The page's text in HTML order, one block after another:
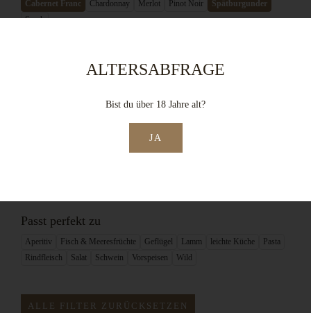
Cabernet Franc Chardonnay Merlot Pinot Noir
Spätburgunder
Syrah
Passt perfekt zu
Aperitiv Fisch & Meeresfrüchte Geflügel Lamm leichte Küche
Pasta
Rindfleisch
Salat Schwein Vorspeisen Wild
ALLE FILTER ZURÜCKSETZEN
ALTERSABFRAGE
Bist du über 18 Jahre alt?
JA